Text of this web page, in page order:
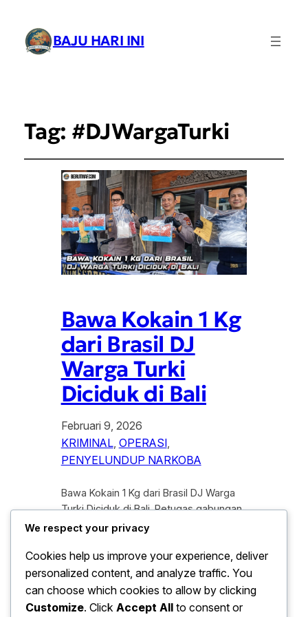
BAJU HARI INI
Tag: #DJWargaTurki
Bawa Kokain 1 Kg
dari Brasil DJ
Warga Turki
Diciduk di Bali
Februari 9, 2026
KRIMINAL, OPERASI
PENYELUNDUP NARKOBA
Bawa Kokain 1 Kg dari Brasil DJ Warga
Turki Diciduk di Bali. Petugas gabungan
dari Bea Cukai dan Polda Bali kembali
menggagalkan upaya penyelundupan
narkotika jaringan internasional di
Bandara Internasional I Gusti Ngurah Rai.
Dalam operasi penangkapan terbaru
We respect your privacy
Cookies help us improve your experience, deliver
personalized content, and analyze traffic. You
can choose which cookies to allow by clicking
Customize. Click Accept All to consent or